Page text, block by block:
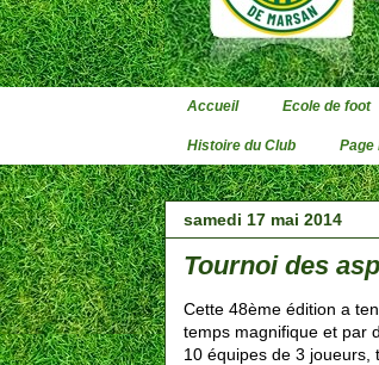
Accueil Ecole de foot
Histoire du Club Page
samedi 17 mai 2014
Tournoi des
Cette 48ème édition a
temps magnifique et par
10 équipes de 3 joueurs,